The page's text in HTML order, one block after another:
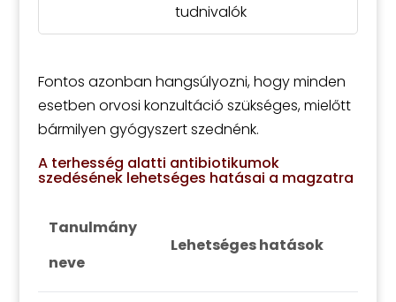
tudnivalók
Fontos azonban hangsúlyozni, hogy minden
esetben orvosi konzultáció szükséges, mielőtt
bármilyen gyógyszert szednénk.
A terhesség alatti antibiotikumok
szedésének lehetséges hatásai a magzatra
Tanulmány
neve
Lehetséges hatások